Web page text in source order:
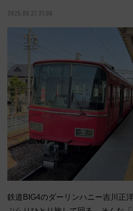
2025.06.27 21:06
鉄道BIG4のダーリンハニー吉川正